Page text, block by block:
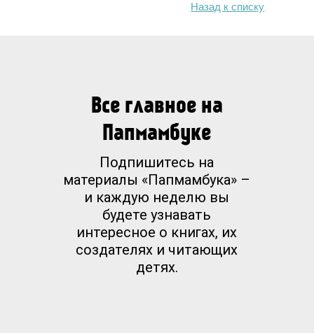
Назад к списку
Все главное на
Папмамбуке
Подпишитесь на
материалы «Папмамбука» –
и каждую неделю вы
будете узнавать
интересное о книгах, их
создателях и читающих
детях.